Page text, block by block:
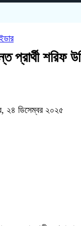
প্রার্থী শরিফ
২৪ ডিসেম্বর ২০২৫